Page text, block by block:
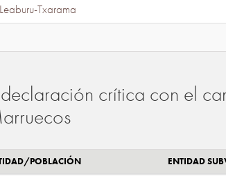
Txarama
crítica con el
POBLACIÓN ENTIDAD